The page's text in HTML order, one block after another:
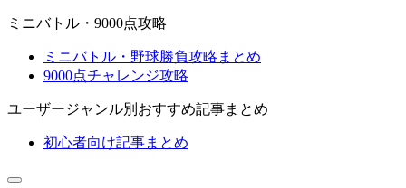
ミニバトル・9000点攻略
ミニバトル・野球勝負攻略まとめ
9000点チャレンジ攻略
ユーザージャンル別おすすめ記事まとめ
初心者向け記事まとめ